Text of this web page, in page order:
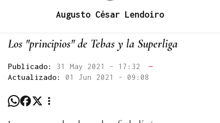
Augusto César Lendoiro
Los "principios" de Tebas y la Superliga
Publicado: 31 May 2021 - 17:32
—
Actualizado: 01 Jun 2021 - 09:08